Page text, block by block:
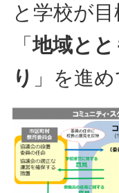
と学校が目
「地域とと
り 」を進